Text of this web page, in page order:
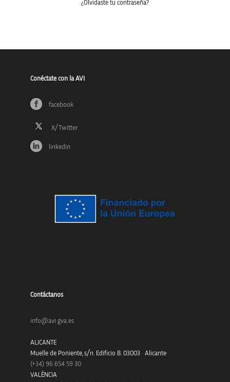
¿Olvidaste tu contraseña?
Conéctate con la AVI
facebook
linkedin
Contáctanos
info@avi.gva.es
ALICANTE
Muelle de Poniente, s/n. Edificio B. 03003 · Alicante
(+34) 96 654 59 30
VALÈNCIA